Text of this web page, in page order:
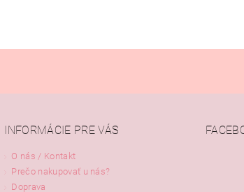
INFORMÁCIE PRE VÁS
O nás / Kontakt
Prečo nakupovať u nás?
Doprava